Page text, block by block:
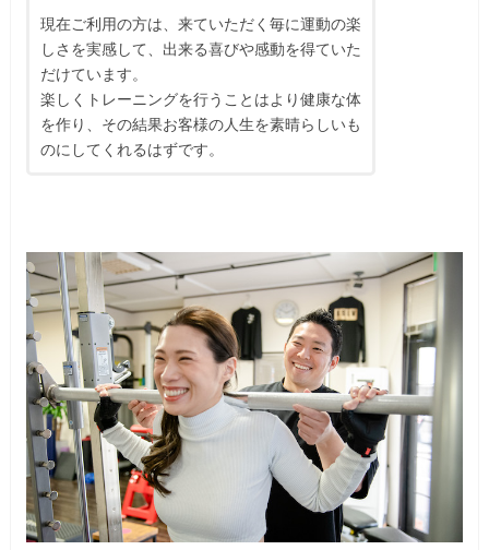
現在ご利用の方は、来ていただく毎に運動の楽
しさを実感して、出来る喜びや感動を得ていた
だけています。
楽しくトレーニングを行うことはより健康な体
を作り、その結果お客様の人生を素晴らしいも
のにしてくれるはずです。